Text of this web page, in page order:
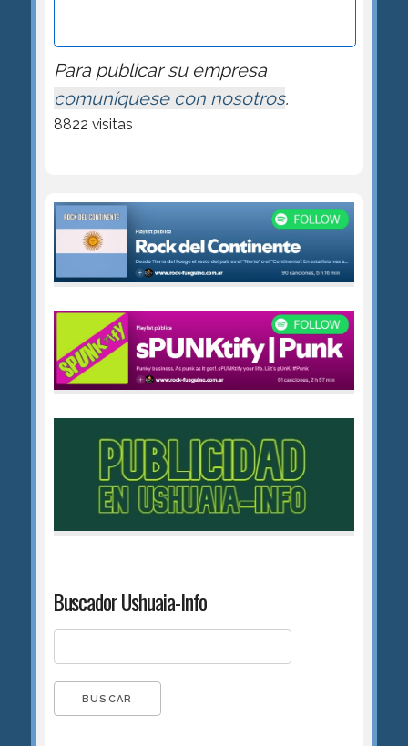
Para publicar su empresa
comuníquese con nosotros.
8822 visitas
Buscador Ushuaia-Info